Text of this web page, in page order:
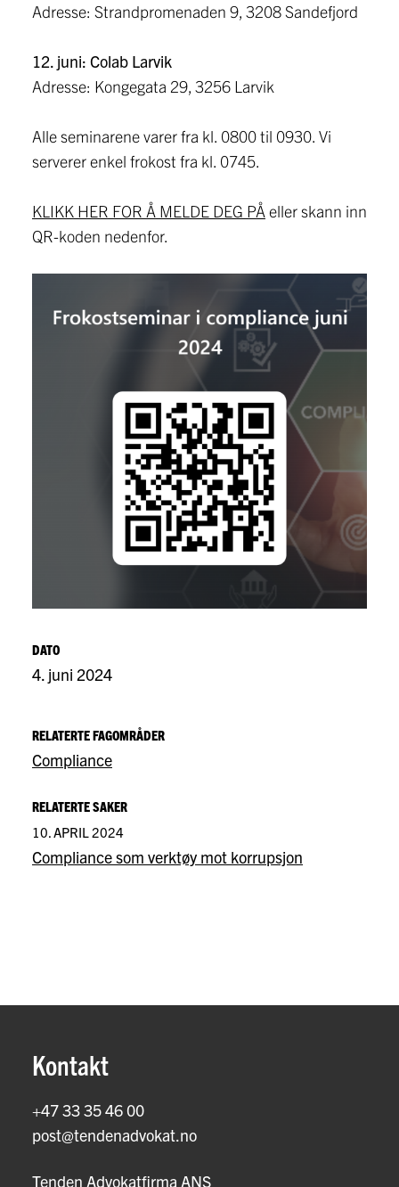
Adresse: Strandpromenaden 9, 3208 Sandefjord
12. juni: Colab Larvik
Adresse: Kongegata 29, 3256 Larvik
Alle seminarene varer fra kl. 0800 til 0930. Vi
serverer enkel frokost fra kl. 0745.
KLIKK HER FOR Å MELDE DEG PÅ eller skann inn
QR-koden nedenfor.
DATO
4. juni 2024
RELATERTE FAGOMRÅDER
Compliance
RELATERTE SAKER
10. APRIL 2024
Compliance som verktøy mot korrupsjon
Kontakt
+47 33 35 46 00
post@tendenadvokat.no
Tenden Advokatfirma ANS